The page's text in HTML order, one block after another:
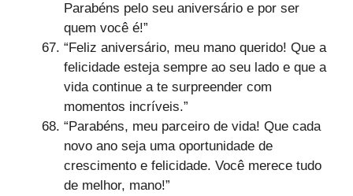
Parabéns pelo seu aniversário e por ser
quem você é!”
“Feliz aniversário, meu mano querido! Que a
felicidade esteja sempre ao seu lado e que a
vida continue a te surpreender com
momentos incríveis.”
“Parabéns, meu parceiro de vida! Que cada
novo ano seja uma oportunidade de
crescimento e felicidade. Você merece tudo
de melhor, mano!”